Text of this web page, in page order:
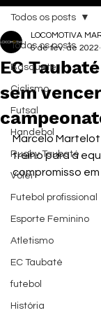
Todos os posts
Basquete
Ciclismo
Futsal
Handebol
Rugby Taubaté
Vôlei
Futebol profissional
Esporte Feminino
Atletismo
EC Taubaté
futebol
História
Todos os posts
EC
sem
LOCOMOTIVA
6 de fev. de 2022
Marcelo
treino para a
compromisso